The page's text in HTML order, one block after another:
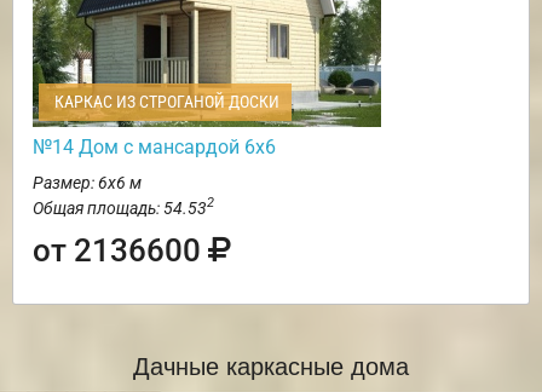
КАРКАС ИЗ СТРОГАНОЙ ДОСКИ
№14 Дом с мансардой 6х6
Размер: 6х6 м
Общая площадь: 54.532
от 2136600
Дачные каркасные дома